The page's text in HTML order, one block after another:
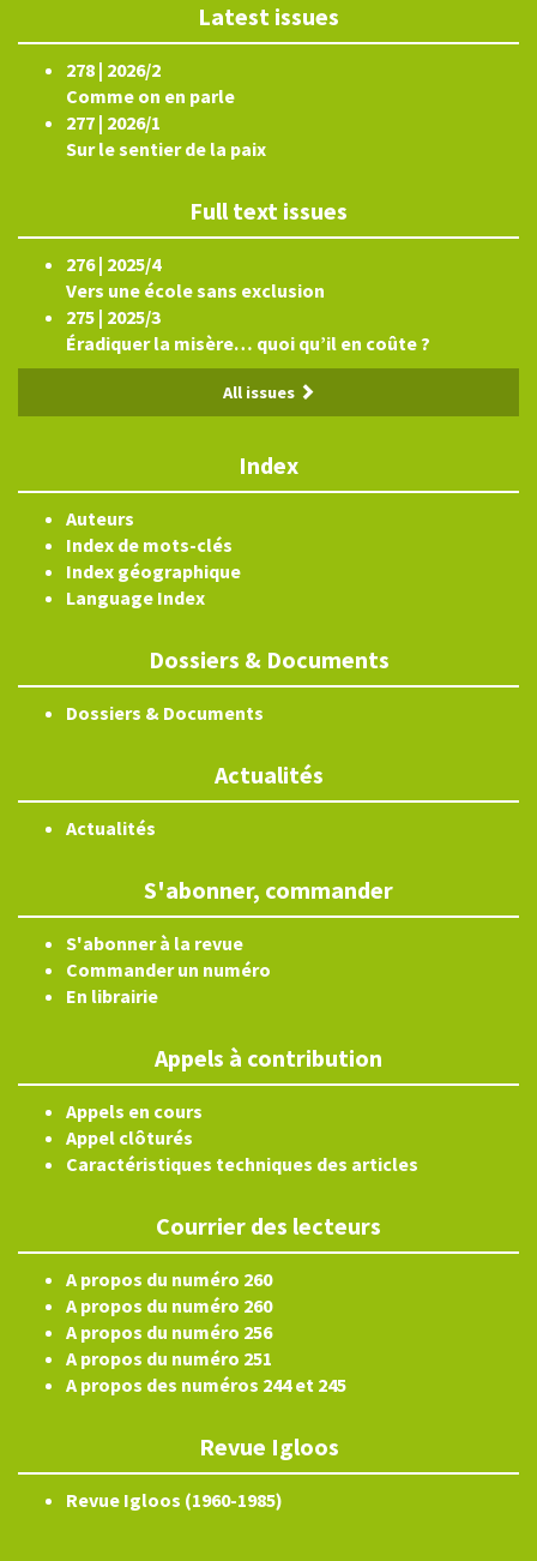
Latest issues
278 | 2026/2
Comme on en parle
277 | 2026/1
Sur le sentier de la paix
Full text issues
276 | 2025/4
Vers une école sans exclusion
275 | 2025/3
Éradiquer la misère… quoi qu’il en coûte ?
All issues
Index
Auteurs
Index de mots-clés
Index géographique
Language Index
Dossiers & Documents
Dossiers & Documents
Actualités
Actualités
S'abonner, commander
S'abonner à la revue
Commander un numéro
En librairie
Appels à contribution
Appels en cours
Appel clôturés
Caractéristiques techniques des articles
Courrier des lecteurs
A propos du numéro 260
A propos du numéro 260
A propos du numéro 256
A propos du numéro 251
A propos des numéros 244 et 245
Revue Igloos
Revue Igloos (1960-1985)